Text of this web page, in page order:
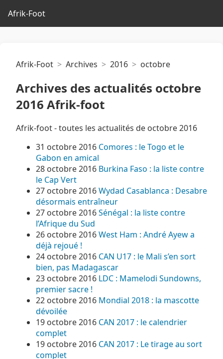
Afrik-Foot
Afrik-Foot Archives 2016 octobre
Archives des actualités octobre
2016 Afrik-foot
Afrik-foot - toutes les actualités de octobre 2016
31 octobre 2016 Comores : le Togo et le
Gabon en amical
28 octobre 2016 Burkina Faso : la liste contre
le Cap Vert
27 octobre 2016Wydad Casablanca : Desabre
désormais entraîneur
27 octobre 2016Sénégal : la liste contre
l’Afrique du Sud
26 octobre 2016West Ham : André Ayew a
déjà rejoué !
24 octobre 2016 CAN U17 : le Mali s’en sort
bien, pas Madagascar
23 octobre 2016 LDC : Mamelodi Sundowns,
premier sacre !
22 octobre 2016 Mondial 2018 : la mascotte
dévoilée
19 octobre 2016 CAN 2017 : le calendrier
complet
19 octobre 2016 CAN 2017 : Le tirage au sort
complet